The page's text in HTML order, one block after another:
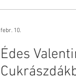
Édes
febr. 10.